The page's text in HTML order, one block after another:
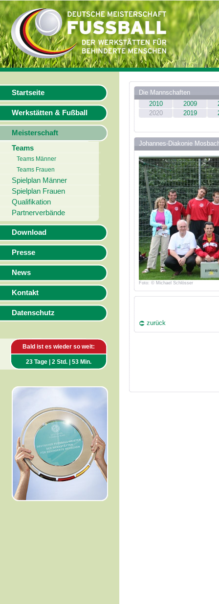
Startseite
Werkstätten & Fußball
Meisterschaft
Teams
Teams Männer
Teams Frauen
Spielplan Männer
Spielplan Frauen
Qualifikation
Partnerverbände
Download
Presse
News
Kontakt
Datenschutz
Bald ist es wieder so weit:
23 Tage | 2 Std. | 53 Min.
Die Mannschaften
2010
2009
2020
2019
Johannes-Diakonie
Foto: © Michael Schlösser
zurück